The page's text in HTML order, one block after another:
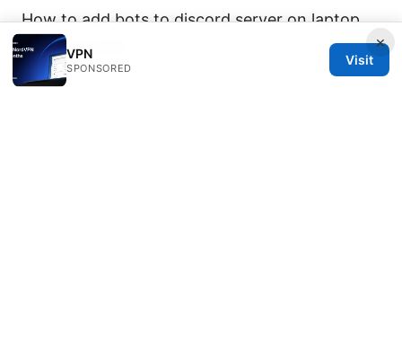
How to add bots to discord server on laptop
ultimate guide
×
VPN
SPONSORED
Visit